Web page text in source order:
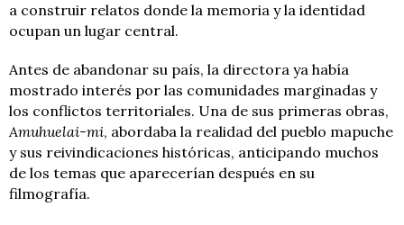
a construir relatos donde la memoria y la identidad
ocupan un lugar central.
Antes de abandonar su país, la directora ya había
mostrado interés por las comunidades marginadas y
los conflictos territoriales. Una de sus primeras obras,
Amuhuelai-mi, abordaba la realidad del pueblo mapuche
y sus reivindicaciones históricas, anticipando muchos
de los temas que aparecerían después en su
filmografía.